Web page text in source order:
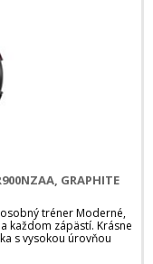
GRAPHITE
osobný tréner Moderné,
každom zápästí. Krásne
s vysokou úrovňou